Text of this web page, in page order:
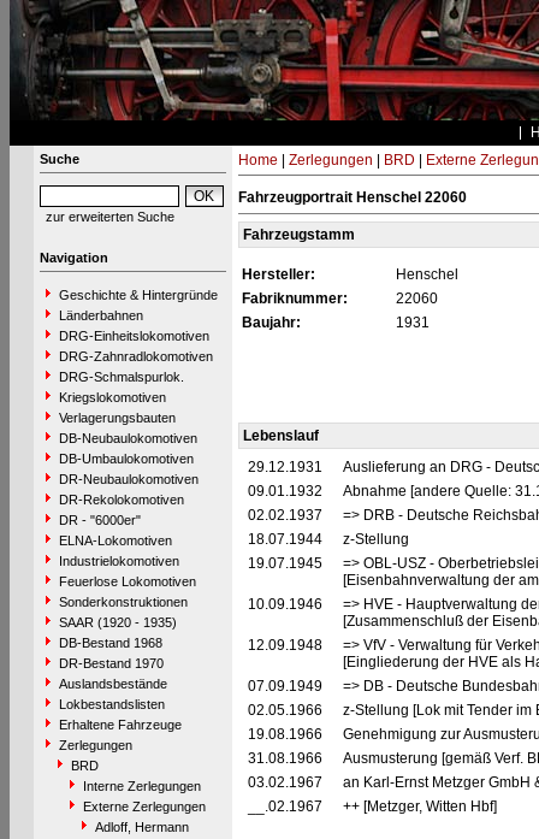
Suche
zur erweiterten Suche
Navigation
Geschichte & Hintergründe
Länderbahnen
DRG-Einheitslokomotiven
DRG-Zahnradlokomotiven
DRG-Schmalspurlok.
Kriegslokomotiven
Verlagerungsbauten
DB-Neubaulokomotiven
DB-Umbaulokomotiven
DR-Neubaulokomotiven
DR-Rekolokomotiven
DR - "6000er"
ELNA-Lokomotiven
Industrielokomotiven
Feuerlose Lokomotiven
Sonderkonstruktionen
SAAR (1920 - 1935)
DB-Bestand 1968
DR-Bestand 1970
Auslandsbestände
Lokbestandslisten
Erhaltene Fahrzeuge
Zerlegungen
BRD
Interne Zerlegungen
Externe Zerlegungen
Adloff, Hermann
Home Zerlegungen BRD Externe
Fahrzeugportrait Henschel 22060
Fahrzeugstamm
Hersteller:
Henschel
Fabriknummer:
22060
Baujahr:
1931
Lebenslauf
29.12.1931
Auslieferung an DRG -
09.01.1932
Abnahme [andere Quelle:
02.02.1937
=> DRB - Deutsche
18.07.1944
z-Stellung
19.07.1945
=> OBL-USZ -
[Eisenbahnverwaltung der
10.09.1946
=> HVE - Hauptverwaltung
[Zusammenschluß der
12.09.1948
=> VfV - Verwaltung für
[Eingliederung der HVE als
07.09.1949
=> DB - Deutsche
02.05.1966
z-Stellung [Lok mit Tender
19.08.1966
Genehmigung zur
31.08.1966
Ausmusterung [gemäß Verf.
03.02.1967
an Karl-Ernst Metzger GmbH
__.02.1967
++ [Metzger, Witten Hbf]